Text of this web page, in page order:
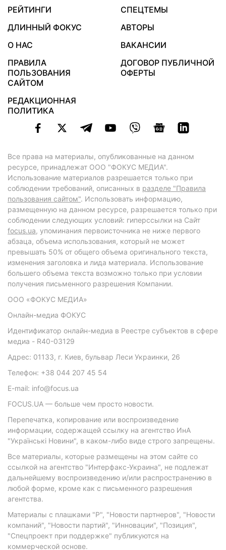
РЕЙТИНГИ
СПЕЦТЕМЫ
ДЛИННЫЙ ФОКУС
АВТОРЫ
О НАС
ВАКАНСИИ
ПРАВИЛА
ПОЛЬЗОВАНИЯ
САЙТОМ
ДОГОВОР ПУБЛИЧНОЙ
ОФЕРТЫ
РЕДАКЦИОННАЯ
ПОЛИТИКА
Все права на материалы, опубликованные на данном
ресурсе, принадлежат ООО "ФОКУС МЕДИА".
Использование материалов разрешается только при
соблюдении требований, описанных в разделе "Правила
пользования сайтом". Использовать информацию,
размещенную на данном ресурсе, разрешается только при
соблюдении следующих условий: гиперссылки на Сайт
focus.ua, упоминания первоисточника не ниже первого
абзаца, объема использования, который не может
превышать 50% от общего объема оригинального текста,
изменения заголовка и лида материала. Использование
большего объема текста возможно только при условии
получения письменного разрешения Компании.
ООО «ФОКУС МЕДИА»
Онлайн-медиа ФОКУС
Идентификатор онлайн-медиа в Реестре субъектов в сфере
медиа - R40-03129
Адрес: 01133, г. Киев, бульвар Леси Украинки, 26
Телефон: +38 044 207 45 54
E-mail: info@focus.ua
FOCUS.UA — больше чем просто новости.
Перепечатка, копирование или воспроизведение
информации, содержащей ссылку на агентство ИнА
"Українські Новини", в каком-либо виде строго запрещены.
Все материалы, которые размещены на этом сайте со
ссылкой на агентство "Интерфакс-Украина", не подлежат
дальнейшему воспроизведению и/или распространению в
любой форме, кроме как с письменного разрешения
агентства.
Материалы с плашками "Р", "Новости партнеров", "Новости
компаний", "Новости партий", "Инновации", "Позиция",
"Спецпроект при поддержке" публикуются на
коммерческой основе.